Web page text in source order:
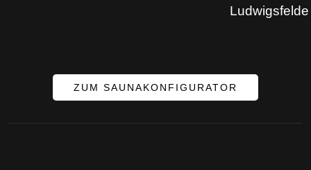
Ludwigsfelde
ZUM SAUNAKONFIGURATOR